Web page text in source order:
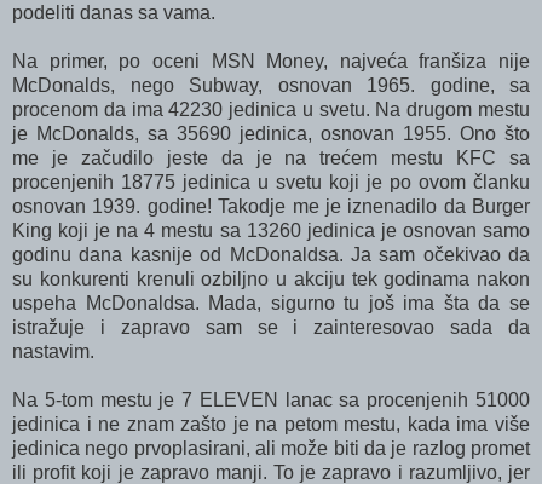
podeliti danas sa vama.
Na primer, po oceni MSN Money, najveća franšiza nije
McDonalds, nego Subway, osnovan 1965. godine, sa
procenom da ima 42230 jedinica u svetu. Na drugom mestu
je McDonalds, sa 35690 jedinica, osnovan 1955. Ono što
me je začudilo jeste da je na trećem mestu KFC sa
procenjenih 18775 jedinica u svetu koji je po ovom članku
osnovan 1939. godine! Takodje me je iznenadilo da Burger
King koji je na 4 mestu sa 13260 jedinica je osnovan samo
godinu dana kasnije od McDonaldsa. Ja sam očekivao da
su konkurenti krenuli ozbiljno u akciju tek godinama nakon
uspeha McDonaldsa. Mada, sigurno tu još ima šta da se
istražuje i zapravo sam se i zainteresovao sada da
nastavim.
Na 5-tom mestu je 7 ELEVEN lanac sa procenjenih 51000
jedinica i ne znam zašto je na petom mestu, kada ima više
jedinica nego prvoplasirani, ali može biti da je razlog promet
ili profit koji je zapravo manji. To je zapravo i razumljivo, jer